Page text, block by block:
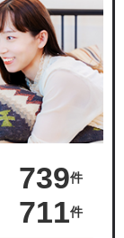
739件
711件